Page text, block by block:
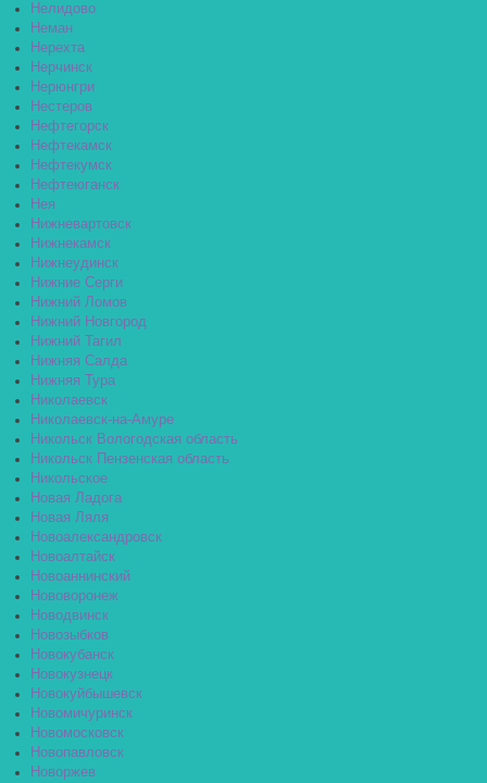
Нелидово
Неман
Нерехта
Нерчинск
Нерюнгри
Нестеров
Нефтегорск
Нефтекамск
Нефтекумск
Нефтеюганск
Нея
Нижневартовск
Нижнекамск
Нижнеудинск
Нижние Серги
Нижний Ломов
Нижний Новгород
Нижний Тагил
Нижняя Салда
Нижняя Тура
Николаевск
Николаевск-на-Амуре
Никольск Вологодская область
Никольск Пензенская область
Никольское
Новая Ладога
Новая Ляля
Новоалександровск
Новоалтайск
Новоаннинский
Нововоронеж
Новодвинск
Новозыбков
Новокубанск
Новокузнецк
Новокуйбышевск
Новомичуринск
Новомосковск
Новопавловск
Новоржев